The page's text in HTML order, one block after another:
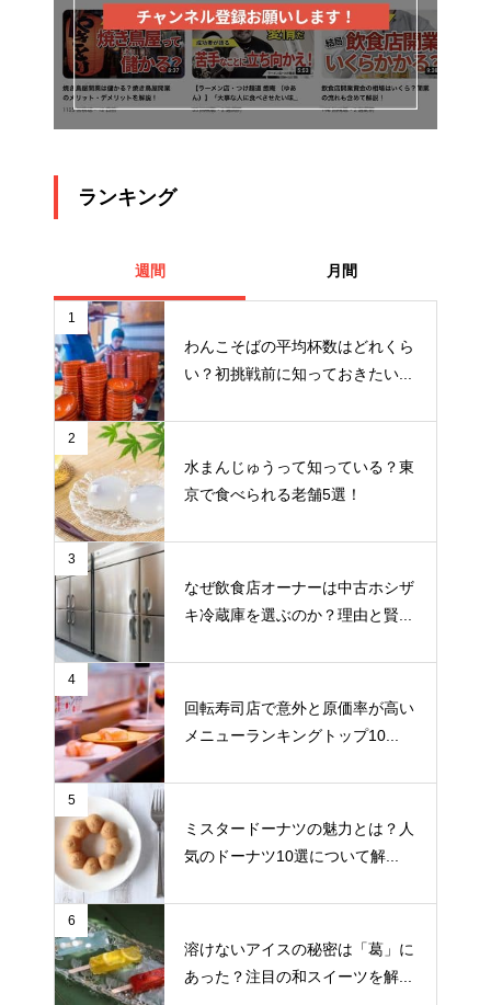
ランキング
週間 月間
1
わんこそばの平均杯数はどれくら
い？初挑戦前に知っておきたい...
2
水まんじゅうって知っている？東
京で食べられる老舗5選！
3
なぜ飲食店オーナーは中古ホシザ
キ冷蔵庫を選ぶのか？理由と賢...
4
回転寿司店で意外と原価率が高い
メニューランキングトップ10...
5
ミスタードーナツの魅力とは？人
気のドーナツ10選について解...
6
溶けないアイスの秘密は「葛」に
あった？注目の和スイーツを解...